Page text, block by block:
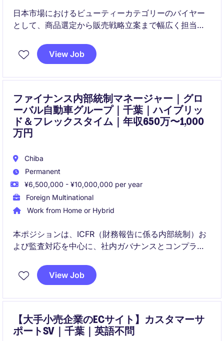
日本市場におけるビューティーカテゴリーのバイヤー
として、商品選定から販売戦略立案まで幅広く担当い
品・ブランドの導入および売上最大化を推進するポジ
ションです。
View Job
ファイナンス内部統制マネージャー｜グロ
ーバル自動車グループ｜千葉｜ハイブリッ
ド＆フレックスタイム｜年収650万〜1,000
万円
Chiba
Permanent
¥6,500,000 - ¥10,000,000 per year
Foreign Multinational
Work from Home or Hybrid
本ポジションは、ICFR（財務報告に係る内部統制）お
よび監査対応を中心に、社内ガバナンスとコンプライ
ながら、内部統制の継続的改善、監査指摘事項への対
応、各種レポーティングを担当します。
View Job
【大手小売企業のECサイト】カスタマーサ
ポートSV｜千葉｜英語不問